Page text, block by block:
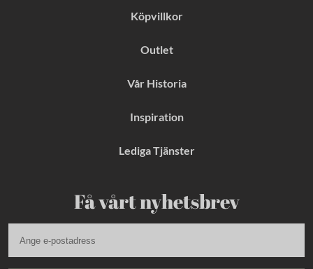
Köpvillkor
Outlet
Vår Historia
Inspiration
Lediga Tjänster
Få vårt nyhetsbrev